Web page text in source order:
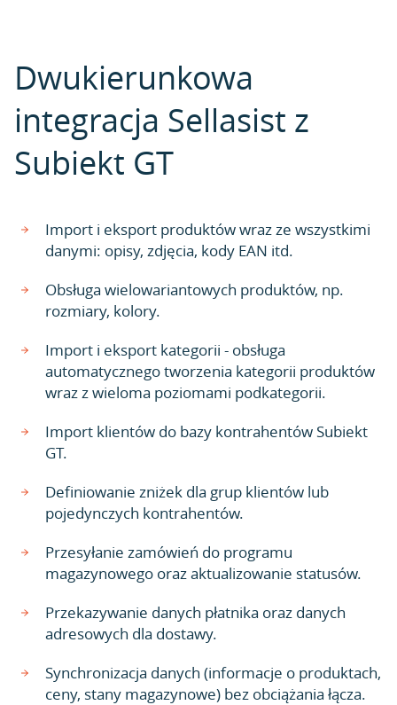
Dwukierunkowa
integracja Sellasist z
Subiekt GT
Import i eksport produktów wraz ze wszystkimi
danymi: opisy, zdjęcia, kody EAN itd.
Obsługa wielowariantowych produktów, np.
rozmiary, kolory.
Import i eksport kategorii - obsługa
automatycznego tworzenia kategorii produktów
wraz z wieloma poziomami podkategorii.
Import klientów do bazy kontrahentów Subiekt
GT.
Definiowanie zniżek dla grup klientów lub
pojedynczych kontrahentów.
Przesyłanie zamówień do programu
magazynowego oraz aktualizowanie statusów.
Przekazywanie danych płatnika oraz danych
adresowych dla dostawy.
Synchronizacja danych (informacje o produktach,
ceny, stany magazynowe) bez obciążania łącza.